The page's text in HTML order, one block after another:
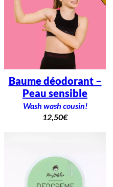
Baume déodorant –
Peau sensible
Wash wash cousin!
12,50€